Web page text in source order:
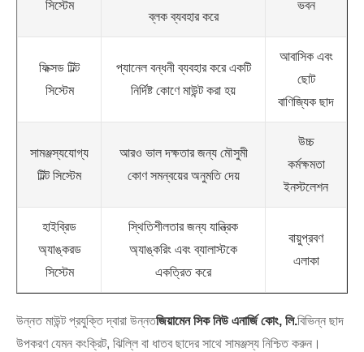
সিস্টেম
ব্লক ব্যবহার করে
ভবন
ফিক্সড টিল্ট
সিস্টেম
প্যানেল বন্ধনী ব্যবহার করে একটি
নির্দিষ্ট কোণে মাউন্ট করা হয়
আবাসিক এবং
ছোট
বাণিজ্যিক ছাদ
সামঞ্জস্যযোগ্য
টিল্ট সিস্টেম
আরও ভাল দক্ষতার জন্য মৌসুমী
কোণ সমন্বয়ের অনুমতি দেয়
উচ্চ
কর্মক্ষমতা
ইনস্টলেশন
হাইব্রিড
অ্যাঙ্করড
সিস্টেম
স্থিতিশীলতার জন্য যান্ত্রিক
অ্যাঙ্করিং এবং ব্যালাস্টকে
একত্রিত করে
বায়ুপ্রবণ
এলাকা
উন্নত মাউন্ট প্রযুক্তি দ্বারা উন্নতজিয়ামেন সিক নিউ এনার্জি কোং, লি.বিভিন্ন ছাদ
উপকরণ যেমন কংক্রিট, ঝিল্লি বা ধাতব ছাদের সাথে সামঞ্জস্য নিশ্চিত করুন।